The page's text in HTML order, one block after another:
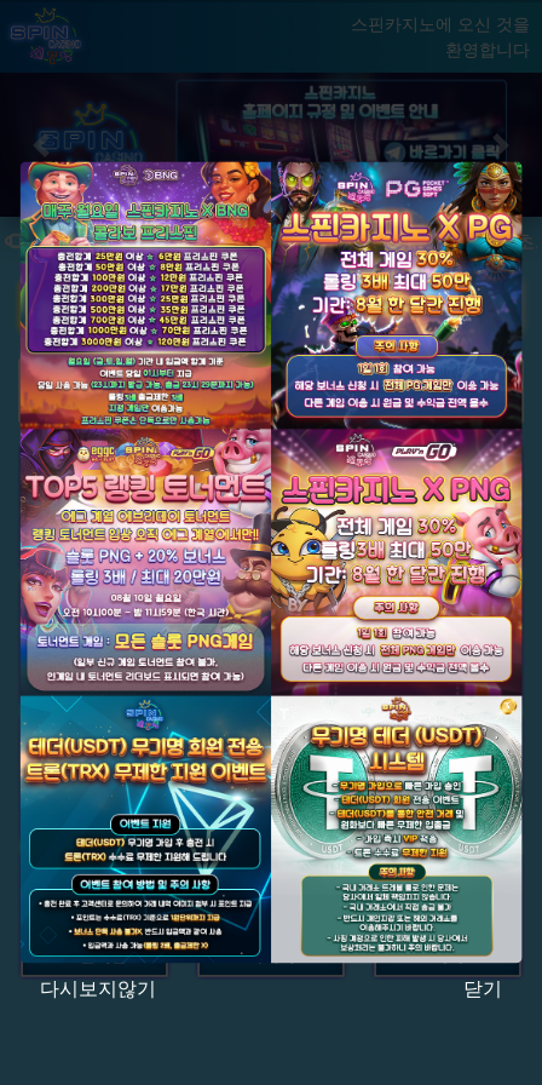
다시보지않기 닫기
스핀카지노에 오신 것을
환영합니다
게임
Previous
Next
★ 국내 최초,